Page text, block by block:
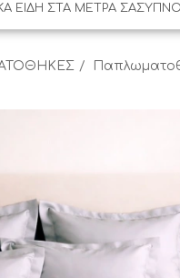
ΕΙΔΗ ΣΤΑ ΜΕΤΡΑ ΣΑΣ